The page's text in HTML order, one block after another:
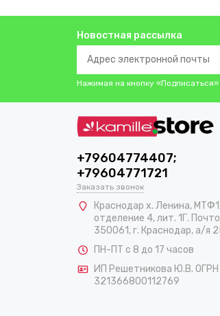
Новостная рассылка
Нажимая на кнопку
+79604774407;
+79604771721
Заказать звонок
Краснодар х. Ленина,
отделение 4, лит. 1Г.
350061, г. Краснодар, а/я
ПН-ПТ с 8 до 17 часов
ИП Решетникова Ю.В. ОГРН
321366800112769